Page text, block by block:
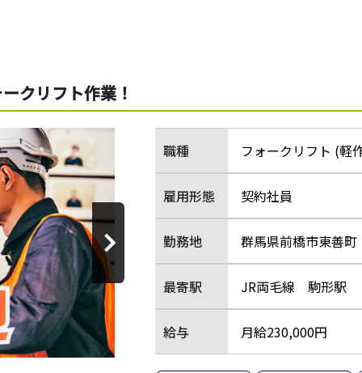
クリフト作業！
職種 フォークリフト (軽
雇用形態 契約社員
勤務地 群馬県前橋市東善町
最寄駅 JR両毛線 駒形駅
給与 月給230,000円